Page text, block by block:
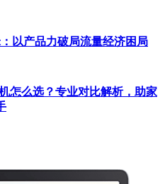
以产品力破局流量经济困局
怎么选？专业对比解析，助家